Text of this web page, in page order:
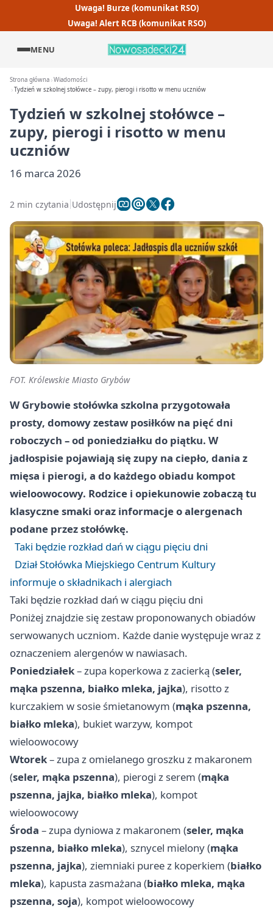
Uwaga! Burze (komunikat RSO)
Uwaga! Alert RCB (komunikat RSO)
MENU
Strona główna Wiadomości
Tydzień w szkolnej stołówce – zupy, pierogi i risotto w menu uczniów
Tydzień w szkolnej stołówce –
zupy, pierogi i risotto w menu
uczniów
16 marca 2026
2 min czytania Udostępnij
FOT. Królewskie Miasto Grybów
W Grybowie stołówka szkolna przygotowała
prosty, domowy zestaw posiłków na pięć dni
roboczych – od poniedziałku do piątku. W
jadłospisie pojawiają się zupy na ciepło, dania z
mięsa i pierogi, a do każdego obiadu kompot
wieloowocowy. Rodzice i opiekunowie zobaczą tu
klasyczne smaki oraz informacje o alergenach
podane przez stołówkę.
Taki będzie rozkład dań w ciągu pięciu dni
Dział Stołówka Miejskiego Centrum Kultury
informuje o składnikach i alergiach
Taki będzie rozkład dań w ciągu pięciu dni
Poniżej znajdzie się zestaw proponowanych obiadów
serwowanych uczniom. Każde danie występuje wraz z
oznaczeniem alergenów w nawiasach.
Poniedziałek– zupa koperkowa z zacierką (seler,
mąka pszenna, białko mleka, jajka), risotto z
kurczakiem w sosie śmietanowym (mąka pszenna,
białko mleka), bukiet warzyw, kompot
wieloowocowy
Wtorek– zupa z omielanego groszku z makaronem
(seler, mąka pszenna), pierogi z serem (mąka
pszenna, jajka, białko mleka), kompot
wieloowocowy
Środa – zupa dyniowa z makaronem (seler, mąka
pszenna, białko mleka), sznycel mielony (mąka
pszenna, jajka), ziemniaki puree z koperkiem (białko
mleka), kapusta zasmażana (białko mleka, mąka
pszenna, soja), kompot wieloowocowy